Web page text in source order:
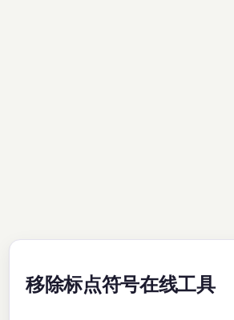
移除标点符号在线工具